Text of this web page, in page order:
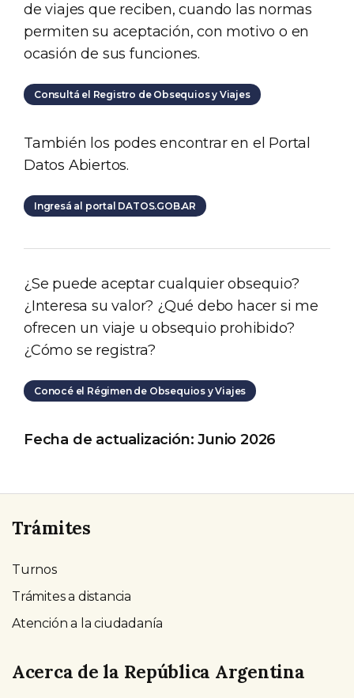
de viajes que reciben, cuando las normas
permiten su aceptación, con motivo o en
ocasión de sus funciones.
Consultá el Registro de Obsequios y Viajes
También los podes encontrar en el Portal
Datos Abiertos.
Ingresá al portal DATOS.GOB.AR
¿Se puede aceptar cualquier obsequio?
¿Interesa su valor? ¿Qué debo hacer si me
ofrecen un viaje u obsequio prohibido?
¿Cómo se registra?
Conocé el Régimen de Obsequios y Viajes
Fecha de actualización: Junio 2026
Trámites
Turnos
Trámites a distancia
Atención a la ciudadanía
Acerca de la República Argentina